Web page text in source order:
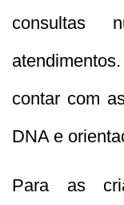
consultas
contar com
DNA e
Para as